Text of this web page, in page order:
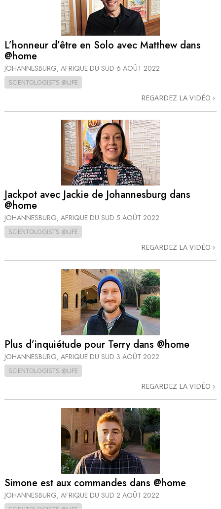
L’honneur d’être en Solo avec Matthew dans
@home
JOHANNESBURG, AFRIQUE DU SUD 6 AOÛT 2022
SCIENTOLOGISTS @LIFE
REGARDEZ LA VIDÉO
Jackpot avec Jackie de Johannesburg dans
@home
JOHANNESBURG, AFRIQUE DU SUD 5 AOÛT 2022
SCIENTOLOGISTS @LIFE
REGARDEZ LA VIDÉO
Plus d’inquiétude pour Terry dans @home
JOHANNESBURG, AFRIQUE DU SUD 3 AOÛT 2022
SCIENTOLOGISTS @LIFE
REGARDEZ LA VIDÉO
Simone est aux commandes dans @home
JOHANNESBURG, AFRIQUE DU SUD 2 AOÛT 2022